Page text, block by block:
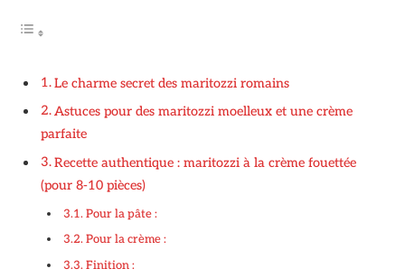
Le charme secret des maritozzi romains
Astuces pour des maritozzi moelleux et une crème
parfaite
Recette authentique : maritozzi à la crème fouettée
(pour 8-10 pièces)
Pour la pâte :
Pour la crème :
Finition :